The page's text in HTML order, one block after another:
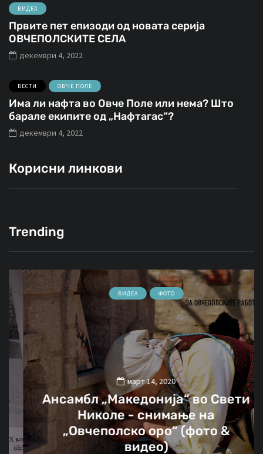
ВИДЕА
Првите пет епизоди од новата серија
ОВЧЕПОЛСКИТЕ СЕЛА
декември 4, 2022
ВЕСТИ ОВЧЕ ПОЛЕ
Има ли нафта во Овче Поле или нема? Што
барале екипите од „Нафтагас“?
декември 4, 2022
Корисни линкови
Trending
ВИДЕА ФОТО
март 14, 2020
Ансамбл „Македонија“ во Свети
Николе - снимање на
„Овчеполско оро“ (фото &
видео)